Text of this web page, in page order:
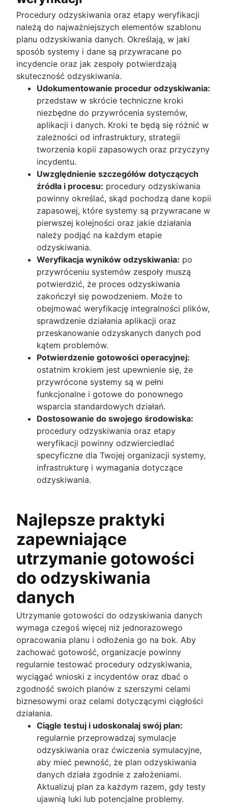
Procedury odzyskiwania oraz etapy weryfikacji
należą do najważniejszych elementów szablonu
planu odzyskiwania danych. Określają, w jaki
sposób systemy i dane są przywracane po
incydencie oraz jak zespoły potwierdzają
skuteczność odzyskiwania.
Udokumentowanie procedur odzyskiwania:
przedstaw w skrócie techniczne kroki
niezbędne do przywrócenia systemów,
aplikacji i danych. Kroki te będą się różnić w
zależności od infrastruktury, strategii
tworzenia kopii zapasowych oraz przyczyny
incydentu.
Uwzględnienie szczegółów dotyczących
źródła i procesu: procedury odzyskiwania
powinny określać, skąd pochodzą dane kopii
zapasowej, które systemy są przywracane w
pierwszej kolejności oraz jakie działania
należy podjąć na każdym etapie
odzyskiwania.
Weryfikacja wyników odzyskiwania: po
przywróceniu systemów zespoły muszą
potwierdzić, że proces odzyskiwania
zakończył się powodzeniem. Może to
obejmować weryfikację integralności plików,
sprawdzenie działania aplikacji oraz
przeskanowanie odzyskanych danych pod
kątem problemów.
Potwierdzenie gotowości operacyjnej:
ostatnim krokiem jest upewnienie się, że
przywrócone systemy są w pełni
funkcjonalne i gotowe do ponownego
wsparcia standardowych działań.
Dostosowanie do swojego środowiska:
procedury odzyskiwania oraz etapy
weryfikacji powinny odzwierciedlać
specyficzne dla Twojej organizacji systemy,
infrastrukturę i wymagania dotyczące
odzyskiwania.
Najlepsze praktyki
zapewniające
utrzymanie gotowości
do odzyskiwania
danych
Utrzymanie gotowości do odzyskiwania danych
wymaga czegoś więcej niż jednorazowego
opracowania planu i odłożenia go na bok. Aby
zachować gotowość, organizacje powinny
regularnie testować procedury odzyskiwania,
wyciągać wnioski z incydentów oraz dbać o
zgodność swoich planów z szerszymi celami
biznesowymi oraz celami dotyczącymi ciągłości
działania.
Ciągle testuj i udoskonalaj swój plan:
regularnie przeprowadzaj symulacje
odzyskiwania oraz ćwiczenia symulacyjne,
aby mieć pewność, że plan odzyskiwania
danych działa zgodnie z założeniami.
Aktualizuj plan za każdym razem, gdy testy
ujawnią luki lub potencjalne problemy.